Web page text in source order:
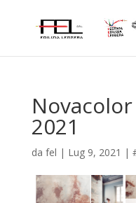
2021
da fel | Lug 9, 2021 |